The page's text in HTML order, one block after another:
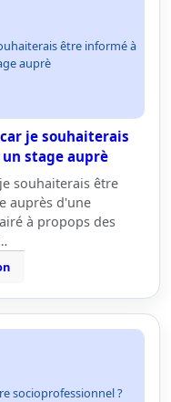
être informé à
auprè
je souhaiterais
stage auprè
souhaiterais être
auprès d'une
à propops des
socioprofessionnel ?